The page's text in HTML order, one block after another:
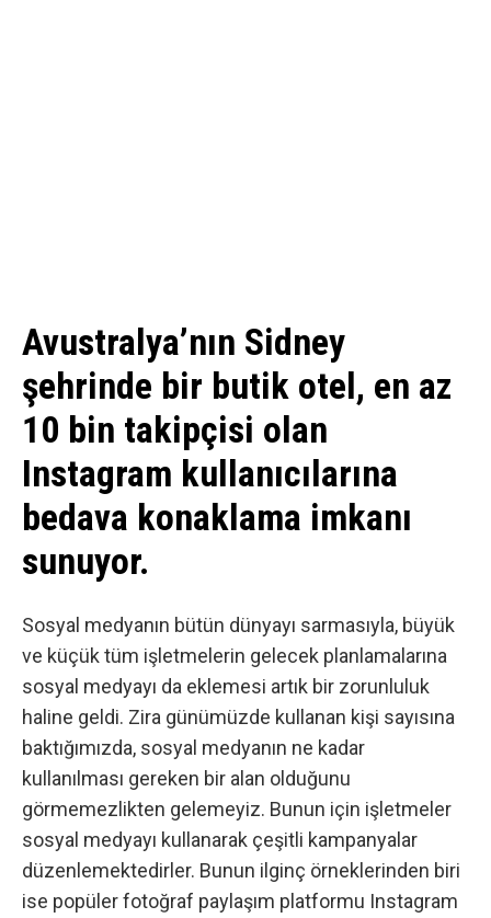
Avustralya’nın Sidney
şehrinde bir butik otel, en az
10 bin takipçisi olan
Instagram kullanıcılarına
bedava konaklama imkanı
sunuyor.
Sosyal medyanın bütün dünyayı sarmasıyla, büyük
ve küçük tüm işletmelerin gelecek planlamalarına
sosyal medyayı da eklemesi artık bir zorunluluk
haline geldi. Zira günümüzde kullanan kişi sayısına
baktığımızda, sosyal medyanın ne kadar
kullanılması gereken bir alan olduğunu
görmemezlikten gelemeyiz. Bunun için işletmeler
sosyal medyayı kullanarak çeşitli kampanyalar
düzenlemektedirler. Bunun ilginç örneklerinden biri
ise popüler fotoğraf paylaşım platformu Instagram